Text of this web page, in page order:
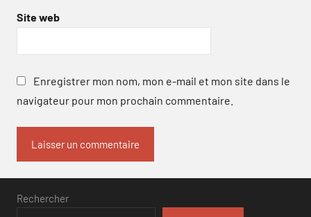
Site web
Enregistrer mon nom, mon e-mail et mon site dans le
navigateur pour mon prochain commentaire.
Rechercher